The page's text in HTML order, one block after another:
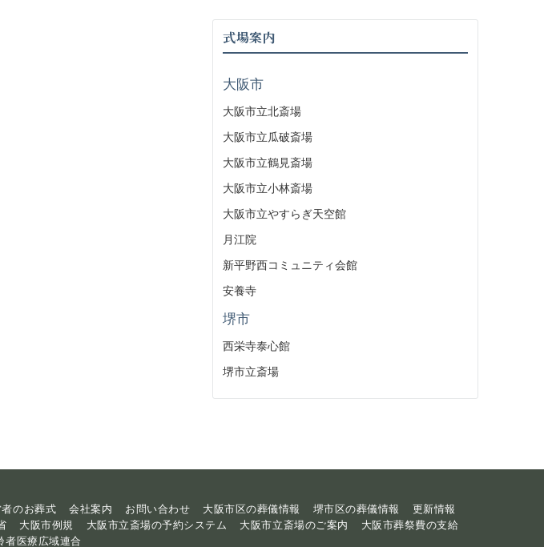
式場案内
大阪市
大阪市立北斎場
大阪市立瓜破斎場
大阪市立鶴見斎場
大阪市立小林斎場
大阪市立やすらぎ天空館
月江院
新平野西コミュニティ会館
安養寺
堺市
西栄寺泰心館
堺市立斎場
のお葬式 会社案内 お問い合わせ 大阪市区の葬儀情報 堺市区の葬儀情報
更新情報
大阪市例規 大阪市立斎場の予約システム 大阪市立斎場のご案内
大阪市葬祭費の支給
者医療広域連合